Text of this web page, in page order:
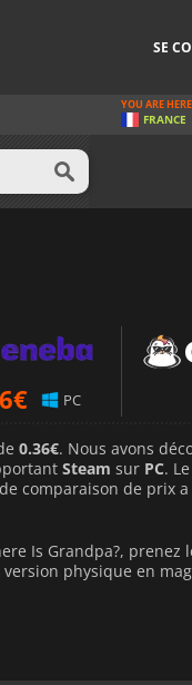
SE
YOU ARE HERE
FRANCE
€ PC
0.36€. Nous avons
Steam sur PC.
comparaison de prix
Is Grandpa?, prenez
physique en